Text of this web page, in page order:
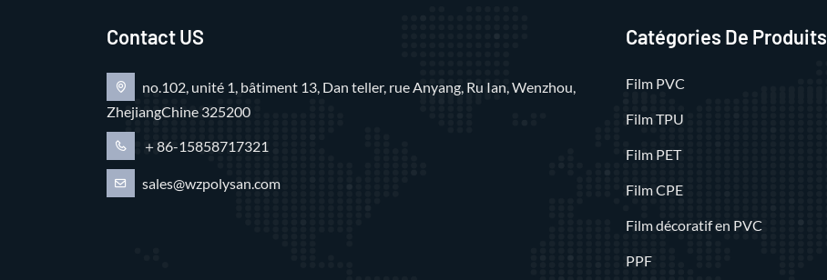
Contact US
no.102, unité 1, bâtiment 13, Dan teller, rue Anyang, Ru Ian, Wenzhou,
ZhejiangChine 325200
＋86-15858717321
sales@wzpolysan.com
Catégories De Produits
Film PVC
Film TPU
Film PET
Film CPE
Film décoratif en PVC
PPF